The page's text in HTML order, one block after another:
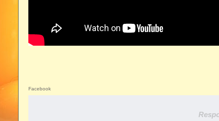
Facebook